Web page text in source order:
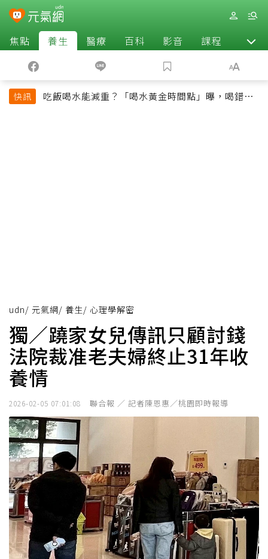
焦點 養生 醫療 百科 影音 課程 退休
快訊
吃飯喝水能減重？「喝水黃金時間點」曝，喝錯時
udn/ 元氣網/ 養生/ 心理學解密
獨／蹺家女兒傳訊只顧討錢
法院裁准老夫婦終止31年收
養情
2026-02-05 07:01:08 聯合報 ／ 記者陳恩惠／桃園即時報導